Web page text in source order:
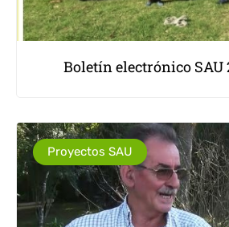
Boletín electrónico SAU
Proyectos SAU